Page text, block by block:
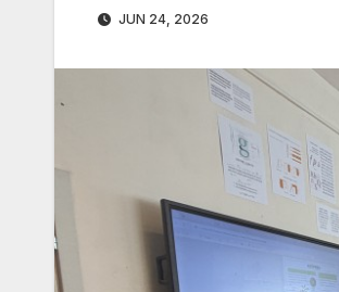
JUN 24, 2026